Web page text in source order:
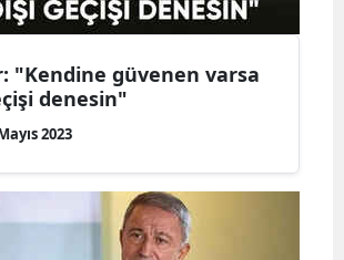
Karaman
"Kendine güvenen varsa
denesin"
2023